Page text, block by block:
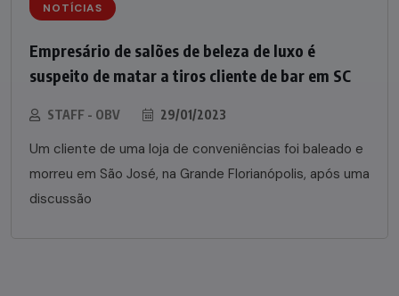
NOTÍCIAS
Empresário de salões de beleza de luxo é
suspeito de matar a tiros cliente de bar em SC
STAFF - OBV 29/01/2023
Um cliente de uma loja de conveniências foi baleado e
morreu em São José, na Grande Florianópolis, após uma
discussão